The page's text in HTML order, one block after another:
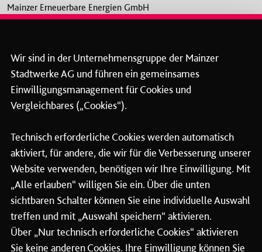
Mainzer Erneuerbare Energien GmbH
Mainzer Stadtwerke Energie und Service GmbH
biomindz Standortentwicklungsgesellschaft mbH
evb Energieversorgungs-Betriebsgesellschaft mbH
Mainzer Bürgerhäuser GmbH & Co. KG
Stiftung Kunsthalle Mainz
Zentrale Beteiligungsgesellschaft der Stadt Mainz mbH
Personalbetreuung für
Mainzer Mobilität
Mainzer Verkehrs-Service GmbH
Wir sind in der Unternehmensgruppe der Mainzer
Stadtwerke AG und führen ein gemeinsames
Einwilligungsmanagement für Cookies und
Vergleichbares („Cookies“).
Technisch erforderliche Cookies werden automatisch
aktiviert, für andere, die wir für die Verbesserung unserer
Website verwenden, benötigen wir Ihre Einwilligung. Mit
„Alle erlauben“ willigen Sie ein. Über die unten
sichtbaren Schalter können Sie eine individuelle Auswahl
treffen und mit „Auswahl speichern“ aktivieren.
Über „Nur technisch erforderliche Cookies“ aktivieren
Sie keine anderen Cookies. Ihre Einwilligung können Sie